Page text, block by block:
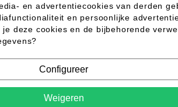
en advertentiecookies van derden
en persoonlijke
je deze cookies en de bijbehorende
Configureer
Weigeren